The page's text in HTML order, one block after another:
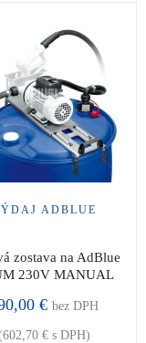
ADBLUE
zostava na AdBlue
230V MANUAL
€ bez DPH
602,70 €s DPH)